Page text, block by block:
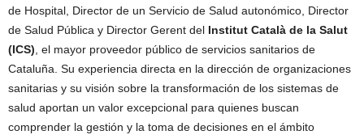
de Hospital, Director de un Servicio de Salud autonómico, Director
de Salud Pública y Director Gerent del Institut Català de la Salut
(ICS), el mayor proveedor público de servicios sanitarios de
Cataluña. Su experiencia directa en la dirección de organizaciones
sanitarias y su visión sobre la transformación de los sistemas de
salud aportan un valor excepcional para quienes buscan
comprender la gestión y la toma de decisiones en el ámbito